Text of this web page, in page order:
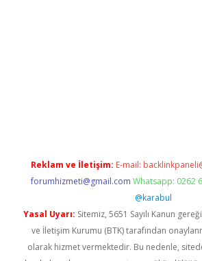
Reklam ve İletişim: E-mail:
forumhizmeti@gmail.com Whatsapp: 0262
@karabul
Yasal Uyarı: Sitemiz, 5651 Sayılı Kanun
ve İletişim Kurumu (BTK) tarafından
olarak hizmet vermektedir. Bu nedenle,